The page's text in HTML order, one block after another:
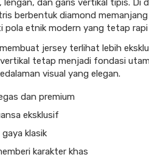
lengan, dan garis vertikal tipis. Di
berbentuk diamond
pola etnik modern yang tetap
jersey terlihat lebih
tetap menjadi fondasi
visual yang elegan.
dan premium
eksklusif
klasik
karakter khas